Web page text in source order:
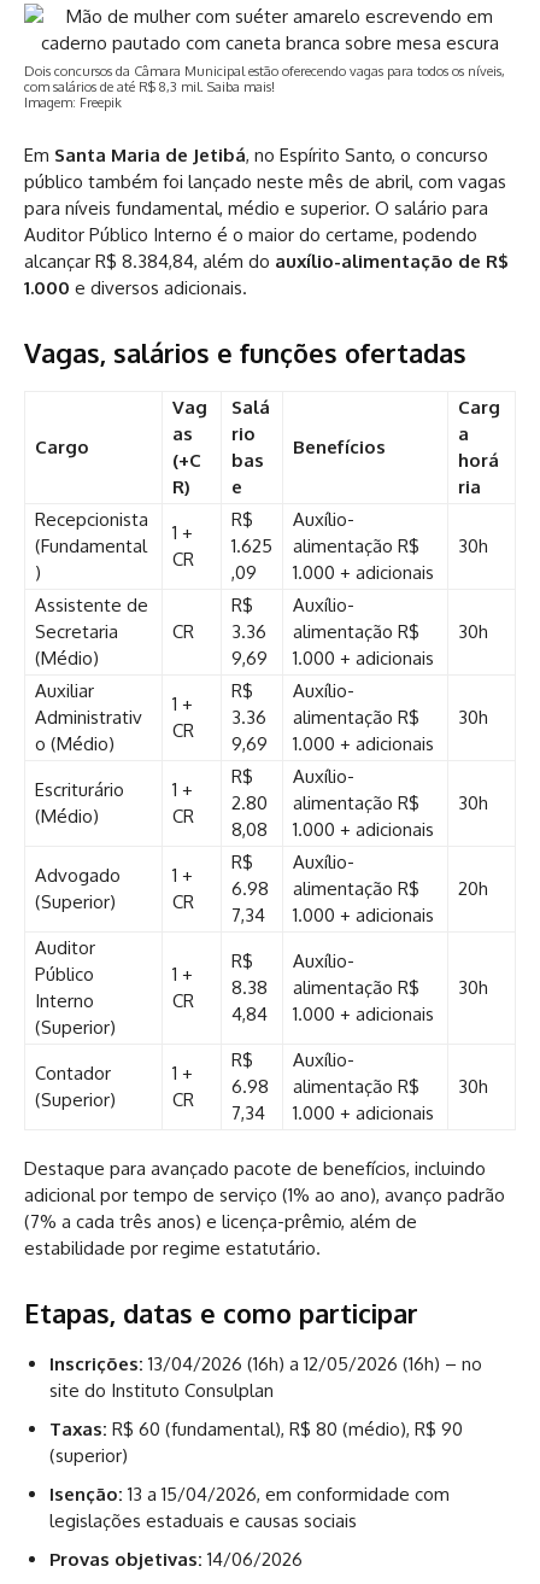
Dois concursos da Câmara Municipal estão oferecendo vagas para todos os níveis,
com salários de até R$ 8,3 mil. Saiba mais!
Imagem: Freepik
Em Santa Maria de Jetibá, no Espírito Santo, o concurso
público também foi lançado neste mês de abril, com vagas
para níveis fundamental, médio e superior. O salário para
Auditor Público Interno é o maior do certame, podendo
alcançar R$ 8.384,84, além do auxílio-alimentação de R$
1.000 e diversos adicionais.
Vagas, salários e funções ofertadas
Cargo
Vag
as
(+C
R)
Salá
rio
bas
e
Benefícios
Carg
a
horá
ria
Recepcionista
(Fundamental
)
1 +
CR
R$
1.625
,09
Auxílio-
alimentação R$
1.000 + adicionais
30h
Assistente de
Secretaria
(Médio)
CR
R$
3.36
9,69
Auxílio-
alimentação R$
1.000 + adicionais
30h
Auxiliar
Administrativ
o (Médio)
1 +
CR
R$
3.36
9,69
Auxílio-
alimentação R$
1.000 + adicionais
30h
Escriturário
(Médio)
1 +
CR
R$
2.80
8,08
Auxílio-
alimentação R$
1.000 + adicionais
30h
Advogado
(Superior)
1 +
CR
R$
6.98
7,34
Auxílio-
alimentação R$
1.000 + adicionais
20h
Auditor
Público
Interno
(Superior)
1 +
CR
R$
8.38
4,84
Auxílio-
alimentação R$
1.000 + adicionais
30h
Contador
(Superior)
1 +
CR
R$
6.98
7,34
Auxílio-
alimentação R$
1.000 + adicionais
30h
Destaque para avançado pacote de benefícios, incluindo
adicional por tempo de serviço (1% ao ano), avanço padrão
(7% a cada três anos) e licença-prêmio, além de
estabilidade por regime estatutário.
Etapas, datas e como participar
Inscrições: 13/04/2026 (16h) a 12/05/2026 (16h) – no
site do Instituto Consulplan
Taxas: R$ 60 (fundamental), R$ 80 (médio), R$ 90
(superior)
Isenção: 13 a 15/04/2026, em conformidade com
legislações estaduais e causas sociais
Provas objetivas: 14/06/2026